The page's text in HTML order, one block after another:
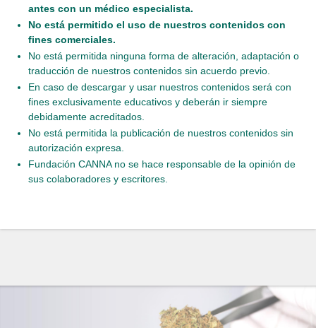
antes con un médico especialista.
No está permitido el uso de nuestros contenidos con
fines comerciales.
No está permitida ninguna forma de alteración, adaptación o
traducción de nuestros contenidos sin acuerdo previo.
En caso de descargar y usar nuestros contenidos será con
fines exclusivamente educativos y deberán ir siempre
debidamente acreditados.
No está permitida la publicación de nuestros contenidos sin
autorización expresa.
Fundación CANNA no se hace responsable de la opinión de
sus colaboradores y escritores.